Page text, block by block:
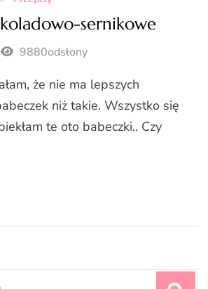
sernikowe
9880odsłony
że nie ma lepszych
niż takie. Wszystko się
te oto babeczki.. Czy